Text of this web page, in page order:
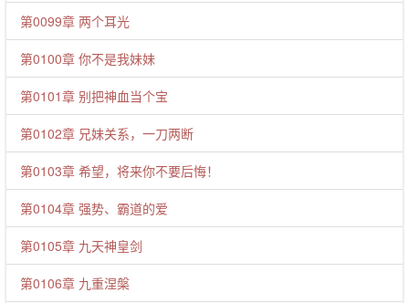
第0099章 两个耳光
第0100章 你不是我妹妹
第0101章 别把神血当个宝
第0102章 兄妹关系，一刀两断
第0103章 希望，将来你不要后悔！
第0104章 强势、霸道的爱
第0105章 九天神皇剑
第0106章 九重涅槃